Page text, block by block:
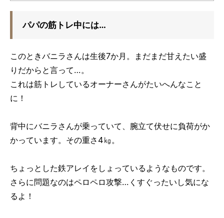
パパの筋トレ中には…
このときバニラさんは生後7か月。まだまだ甘えたい盛
りだからと言って…。
これは筋トレしているオーナーさんがたいへんなこと
に！
背中にバニラさんが乗っていて、腕立て伏せに負荷がか
かっています。その重さ4㎏。
ちょっとした鉄アレイをしょっているようなものです。
さらに問題なのはペロペロ攻撃…くすぐったいし気にな
るよ！